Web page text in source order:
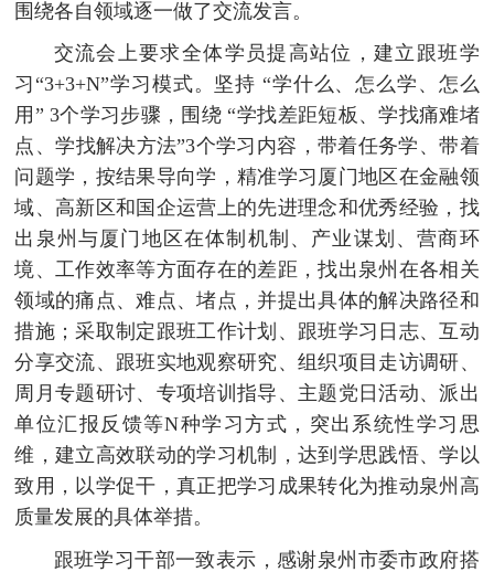
围绕各自领域逐一做了交流发言。
交流会上要求全体学员提高站位，建立跟班学
习“3+3+N”学习模式。坚持 “学什么、怎么学、怎么
用” 3个学习步骤，围绕 “学找差距短板、学找痛难堵
点、学找解决方法”3个学习内容，带着任务学、带着
问题学，按结果导向学，精准学习厦门地区在金融领
域、高新区和国企运营上的先进理念和优秀经验，找
出泉州与厦门地区在体制机制、产业谋划、营商环
境、工作效率等方面存在的差距，找出泉州在各相关
领域的痛点、难点、堵点，并提出具体的解决路径和
措施；采取制定跟班工作计划、跟班学习日志、互动
分享交流、跟班实地观察研究、组织项目走访调研、
周月专题研讨、专项培训指导、主题党日活动、派出
单位汇报反馈等N种学习方式，突出系统性学习思
维，建立高效联动的学习机制，达到学思践悟、学以
致用，以学促干，真正把学习成果转化为推动泉州高
质量发展的具体举措。
跟班学习干部一致表示，感谢泉州市委市政府搭